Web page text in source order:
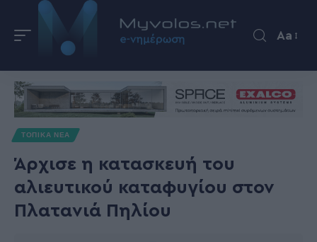
Aa
ΤΟΠΙΚΑ ΝΕΑ
Άρχισε η κατασκευή του
αλιευτικού καταφυγίου στον
Πλατανιά Πηλίου